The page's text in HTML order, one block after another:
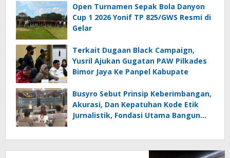
Mal Administrasi
Open Turnamen Sepak Bola Danyon
Cup 1 2026 Yonif TP 825/GWS Resmi di
Gelar
Terkait Dugaan Black Campaign,
Yusril Ajukan Gugatan PAW Pilkades
Bimor Jaya Ke Panpel Kabupate
Busyro Sebut Prinsip Keberimbangan,
Akurasi, Dan Kepatuhan Kode Etik
Jurnalistik, Fondasi Utama Bangun